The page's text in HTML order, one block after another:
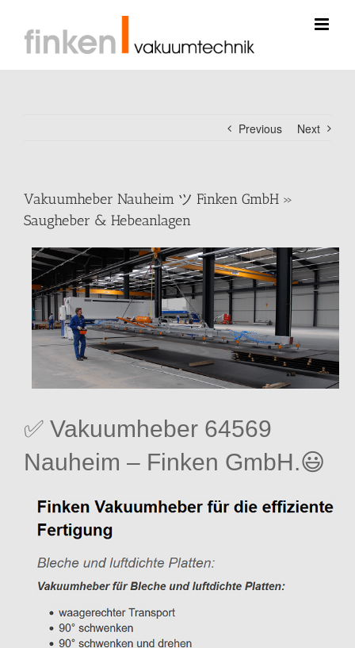
content
Previous Next
Vakuumheber Nauheim ツ Finken GmbH »
Saugheber & Hebeanlagen
✅ Vakuumheber 64569
Nauheim – Finken GmbH.😃